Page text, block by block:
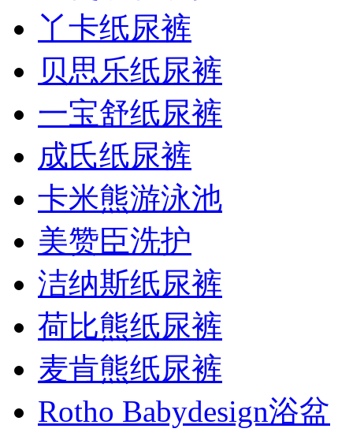
丫卡纸尿裤
贝思乐纸尿裤
一宝舒纸尿裤
成氏纸尿裤
卡米熊游泳池
美赞臣洗护
洁纳斯纸尿裤
荷比熊纸尿裤
麦肯熊纸尿裤
Rotho Babydesign浴盆